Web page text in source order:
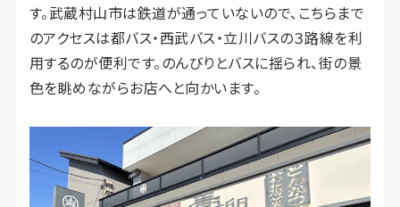
す。武蔵村山市は鉄道が通っていないので、こちらまで
のアクセスは都バス・西武バス・立川バスの３路線を利
用するのが便利です。のんびりとバスに揺られ、街の景
色を眺めながらお店へと向かいます。